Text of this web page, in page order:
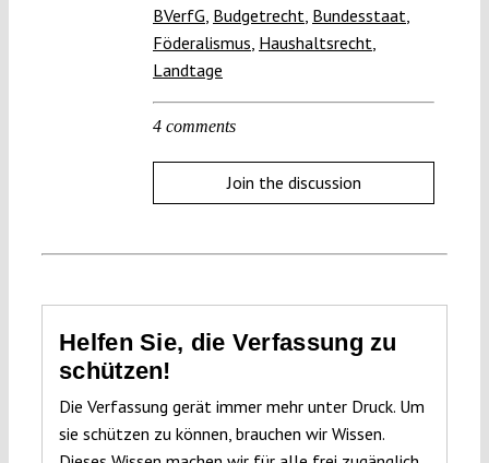
BVerfG Budgetrecht Bundesstaat
Föderalismus Haushaltsrecht
Landtage
4 comments
Join the discussion
Helfen Sie, die Verfassung zu
schützen!
Die Verfassung gerät immer mehr unter Druck. Um
sie schützen zu können, brauchen wir Wissen.